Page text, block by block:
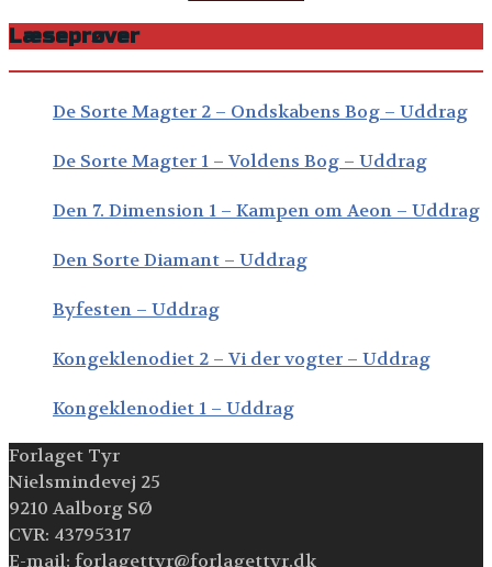
Læseprøver
De Sorte Magter 2 – Ondskabens Bog – Uddrag
De Sorte Magter 1 – Voldens Bog – Uddrag
Den 7. Dimension 1 – Kampen om Aeon – Uddrag
Den Sorte Diamant – Uddrag
Byfesten – Uddrag
Kongeklenodiet 2 – Vi der vogter – Uddrag
Kongeklenodiet 1 – Uddrag
Forlaget Tyr
Nielsmindevej 25
9210 Aalborg SØ
CVR: 43795317
E-mail: forlagettyr@forlagettyr.dk